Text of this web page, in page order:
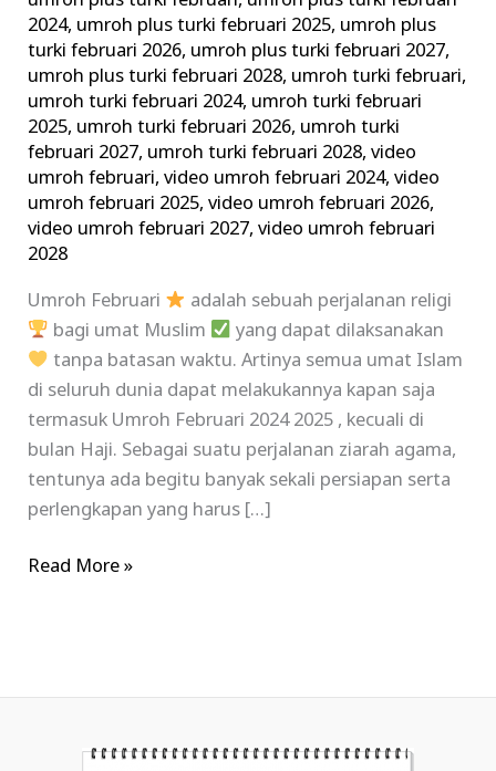
2024, umroh plus turki februari 2025, umroh plus
turki februari 2026, umroh plus turki februari 2027,
umroh plus turki februari 2028, umroh turki februari,
umroh turki februari 2024, umroh turki februari
2025, umroh turki februari 2026, umroh turki
februari 2027, umroh turki februari 2028,video
umroh februari,video umroh februari 2024,video
umroh februari 2025,video umroh februari 2026,
video umroh februari 2027,video umroh februari
2028
Umroh Februari
adalah sebuah perjalanan religi
bagi umat Muslim
yang dapat dilaksanakan
tanpa batasan waktu. Artinya semua umat Islam
di seluruh dunia dapat melakukannya kapan saja
termasuk Umroh Februari 2024 2025 , kecuali di
bulan Haji. Sebagai suatu perjalanan ziarah agama,
tentunya ada begitu banyak sekali persiapan serta
perlengkapan yang harus […]
Read More »